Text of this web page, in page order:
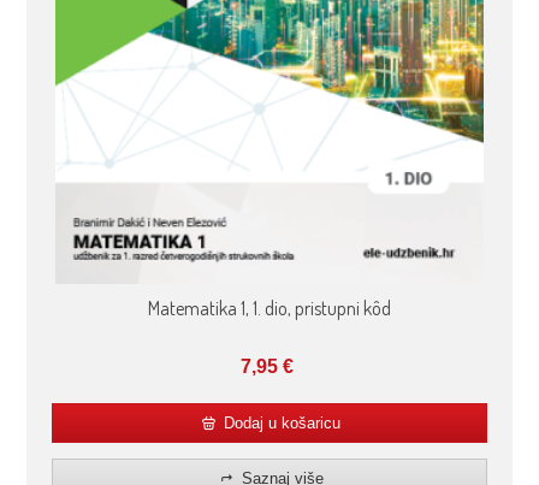
Matematika 1, 1. dio, pristupni kôd
7,95€
Dodaj u košaricu
Saznaj više